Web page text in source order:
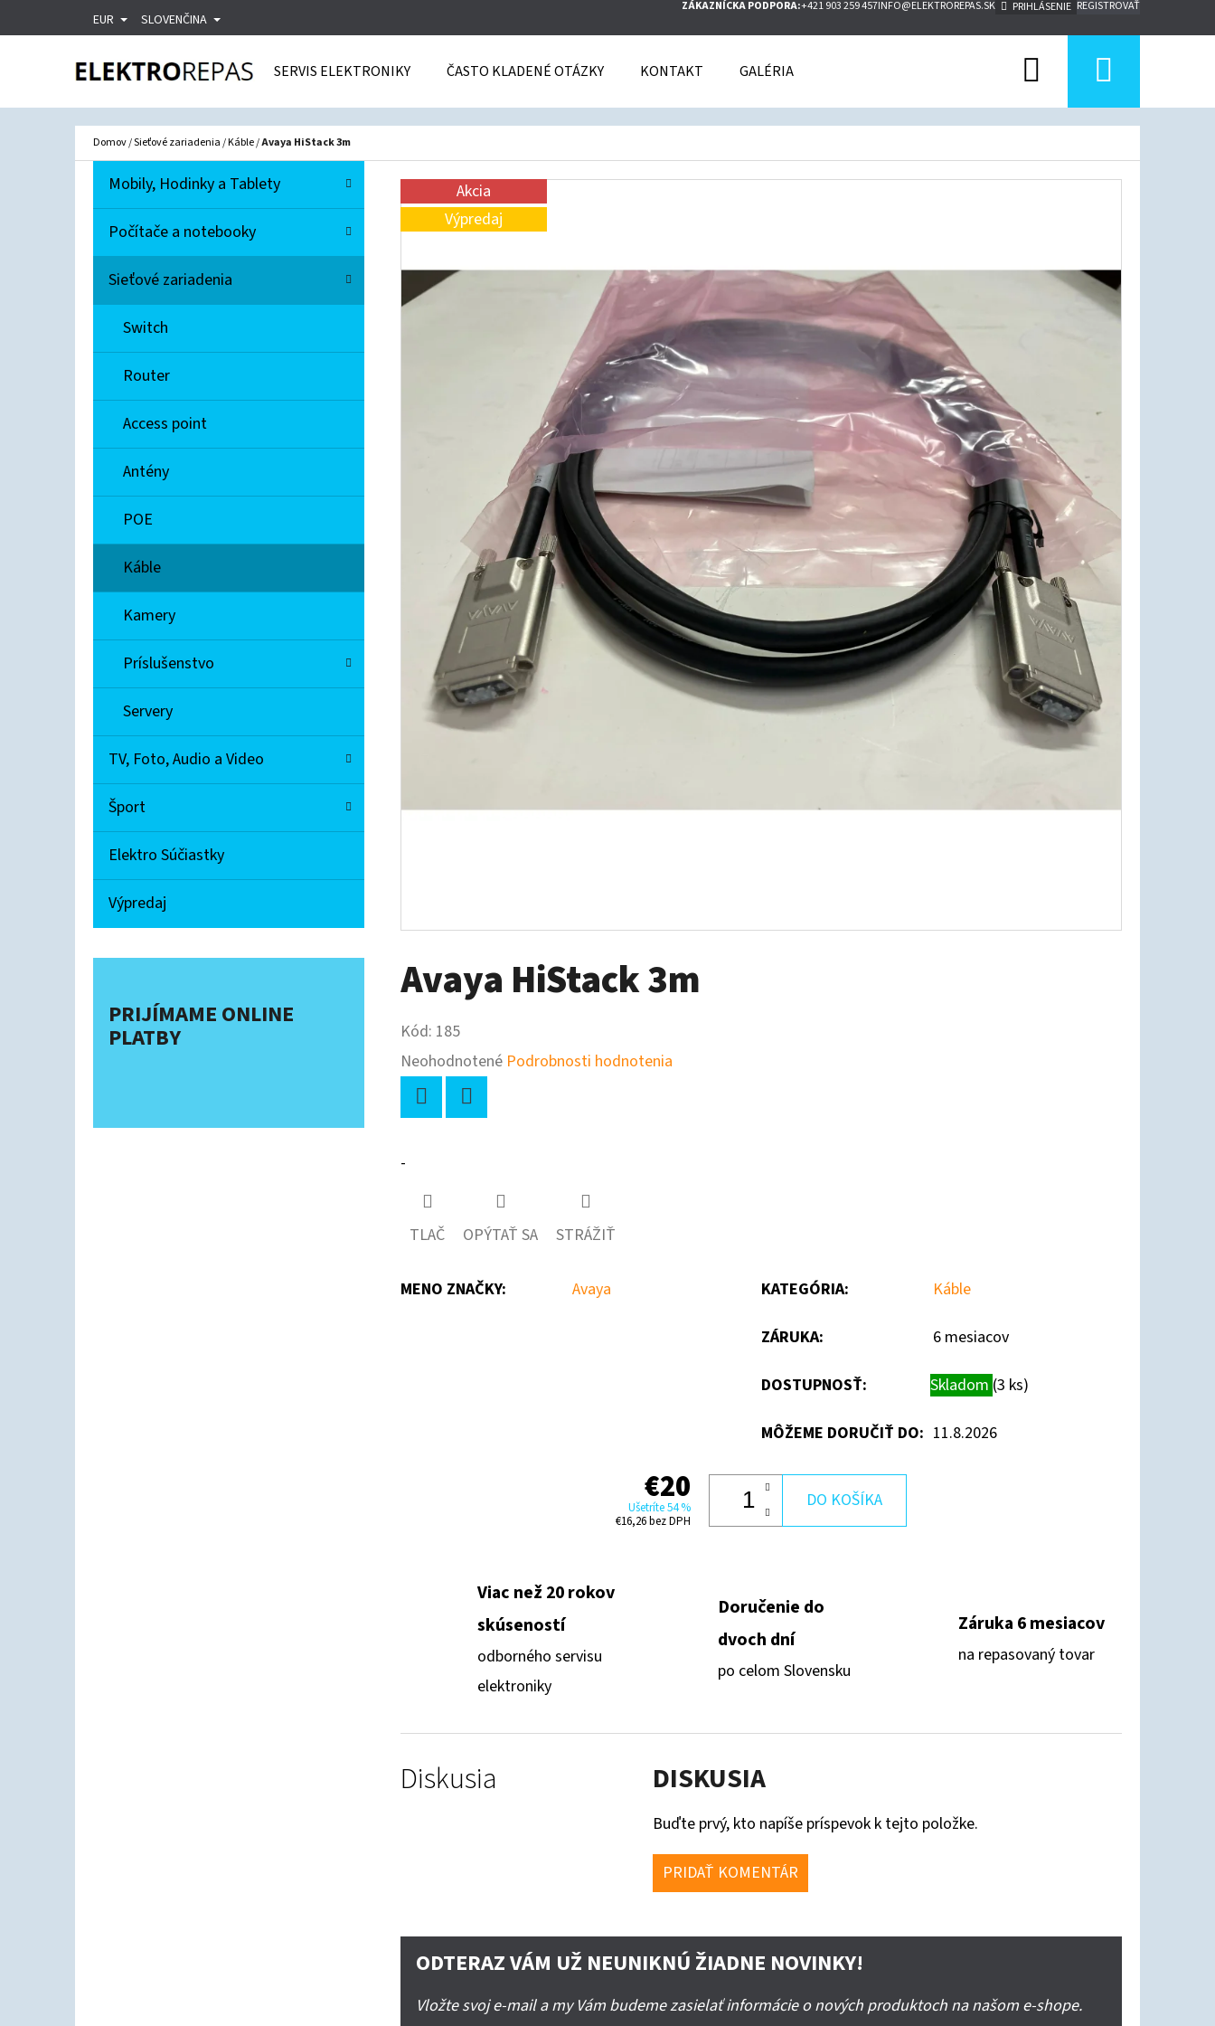
EUR SLOVENČINA
ZÁKAZNÍCKA PODPORA:+421 903 259 457INFO@ELEKTROREPAS.SK PRIHLÁSENIE REGISTROVAŤ
SERVIS ELEKTRONIKY ČASTO KLADENÉ OTÁZKY KONTAKT GALÉRIA Hľadať
Domov/Sieťové zariadenia/Káble/Avaya HiStack 3m
Preskočiť
kategórie
K
T
G
R
E
Mobily, Hodinky a Tablety
Počítače a notebooky
Sieťové zariadenia
Switch
Router
Access point
Antény
POE
Káble
Kamery
Príslušenstvo
Servery
TV, Foto, Audio a Video
Šport
Elektro Súčiastky
Výpredaj
PRIJÍMAME ONLINE
PLATBY
Akcia
Výpredaj
Avaya HiStack 3m
Kód: 185
Priemerné
hodnotenie
produktu
Neohodnotené Podrobnosti hodnotenia
-
TLAČ OPÝTAŤ SA STRÁŽIŤ
MENO ZNAČKY: Avaya KATEGÓRIA: Káble
ZÁRUKA: 6 mesiacov
DOSTUPNOSŤ: Skladom (3 ks)
MÔŽEME DORUČIŤ DO: 11.8.2026
€20
Ušetríte 54 %
€16,26 bez DPH
DO KOŠÍKA
Viac než 20 rokov
skúseností
odborného servisu
elektroniky
Doručenie do
dvoch dní
po celom Slovensku
Záruka 6 mesiacov
na repasovaný tovar
Diskusia DISKUSIA
Buďte prvý, kto napíše príspevok k tejto položke.
PRIDAŤ KOMENTÁR
ODTERAZ VÁM UŽ NEUNIKNÚ ŽIADNE NOVINKY!
Vložte svoj e-mail a my Vám budeme zasielať informácie o nových produktoch na našom e-shope.
O
Í
Späť
do
Späť
do
ČO POTREBUJETE NÁJSŤ?
HĽADAŤ
ODPORÚČAME
EXTREME NETWORKS A2H124-48
€90
ENTERASYS WS-AP3715E
A70 ČIERNA
€15